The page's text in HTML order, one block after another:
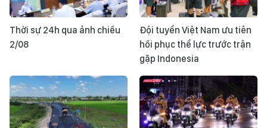
Thời sự 24h qua ảnh chiều
2/08
Đội tuyển Việt Nam ưu tiên
hồi phục thể lực trước trận
gặp Indonesia